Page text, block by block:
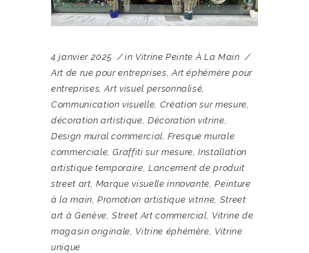
4 janvier 2025 in Vitrine Peinte À La Main
Art de rue pour entreprises,Art éphémère pour
entreprises,Art visuel personnalisé,
Communication visuelle, Création sur mesure,
décoration artistique, Décoration vitrine,
Design mural commercial,Fresque murale
commerciale,Graffiti sur mesure,Installation
artistique temporaire, Lancement de produit
street art, Marque visuelle innovante,Peinture
à la main,Promotion artistique vitrine, Street
art à Genève,Street Art commercial, Vitrine de
magasin originale, Vitrine éphémère, Vitrine
unique